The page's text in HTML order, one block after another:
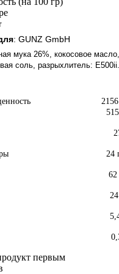
: GUNZ GmbH
мука 26%, кокосовое
соль, разрыхлитель: E500ii.
ценность 2156
515
27
жиры 24
62
24
5,4
0,33
первым